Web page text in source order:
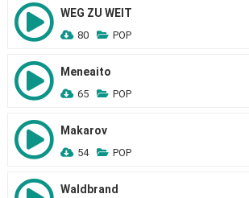
WEG ZU WEIT
80 POP
Meneaito
65 POP
Makarov
54 POP
Waldbrand